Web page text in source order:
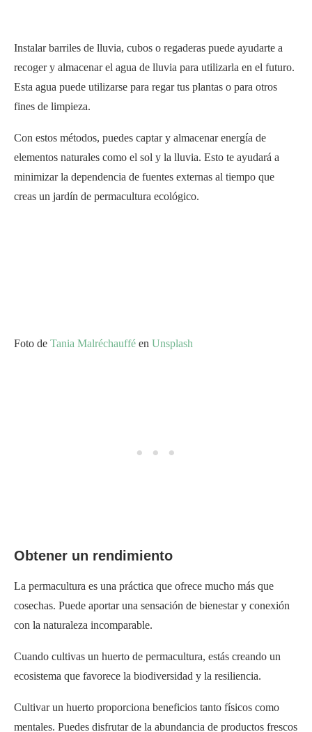
Instalar barriles de lluvia, cubos o regaderas puede ayudarte a
recoger y almacenar el agua de lluvia para utilizarla en el futuro.
Esta agua puede utilizarse para regar tus plantas o para otros
fines de limpieza.
Con estos métodos, puedes captar y almacenar energía de
elementos naturales como el sol y la lluvia. Esto te ayudará a
minimizar la dependencia de fuentes externas al tiempo que
creas un jardín de permacultura ecológico.
Foto de Tania Malréchauffé en Unsplash
Obtener un rendimiento
La permacultura es una práctica que ofrece mucho más que
cosechas. Puede aportar una sensación de bienestar y conexión
con la naturaleza incomparable.
Cuando cultivas un huerto de permacultura, estás creando un
ecosistema que favorece la biodiversidad y la resiliencia.
Cultivar un huerto proporciona beneficios tanto físicos como
mentales. Puedes disfrutar de la abundancia de productos frescos